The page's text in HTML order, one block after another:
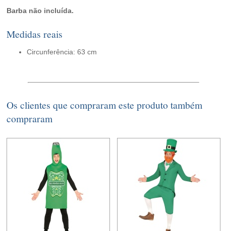
Barba não incluída.
Medidas reais
Circunferência: 63 cm
Os clientes que compraram este produto também
compraram